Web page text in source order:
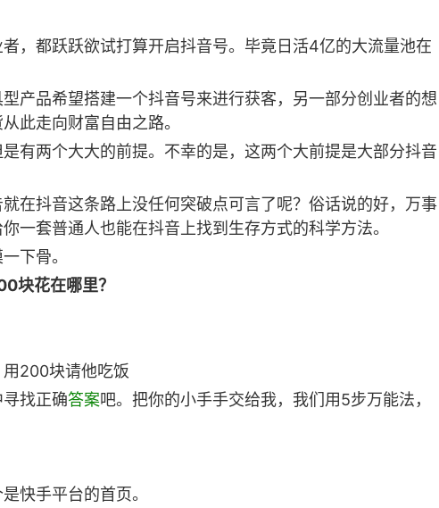
，都跃跃欲试打算开启抖音号。毕竟日活4亿的大流量池在
产品希望搭建一个抖音号来进行获客，另一部分创业者的想
此走向财富自由之路。
有两个大大的前提。不幸的是，这两个大前提是大部分抖音
在抖音这条路上没任何突破点可言了呢？俗话说的好，万事
一套普通人也能在抖音上找到生存方式的科学方法。
下骨。
块花在哪里？
200块请他吃饭
找正确答案吧。把你的小手手交给我，我们用5步万能法，
快手平台的首页。